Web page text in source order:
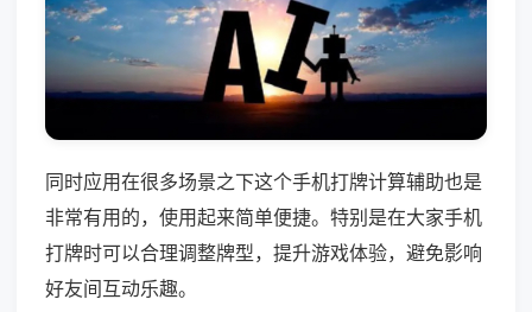
同时应用在很多场景之下这个手机打牌计算辅助也是
非常有用的，使用起来简单便捷。特别是在大家手机
打牌时可以合理调整牌型，提升游戏体验，避免影响
好友间互动乐趣。